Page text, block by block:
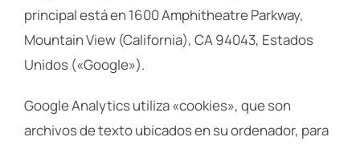
principal está en 1600 Amphitheatre Parkway,
Mountain View (California), CA 94043, Estados
Unidos («Google»).
Google Analytics utiliza «cookies», que son
archivos de texto ubicados en su ordenador, para